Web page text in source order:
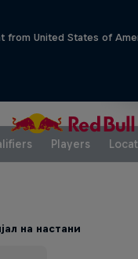
from United States of
Players
на настани